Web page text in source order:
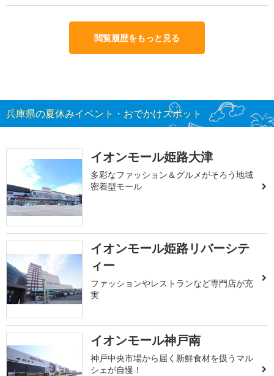
閲覧履歴をもっと見る
兵庫県の夏休みイベント・おでかけスポット
イオンモール姫路大津
多彩なファッション＆グルメがそろう地域
密着型モール
イオンモール姫路リバーシテ
ィー
ファッションやレストランなど専門店が充
実
イオンモール神戸南
神戸中央市場から届く新鮮食材を扱うマル
シェが自慢！